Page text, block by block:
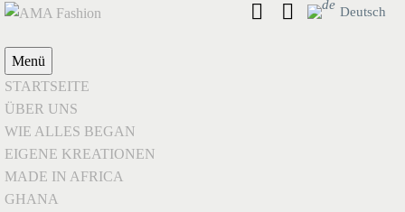
Deutsch
Menü
STARTSEITE
ÜBER UNS
WIE ALLES BEGAN
EIGENE KREATIONEN
MADE IN AFRICA
GHANA